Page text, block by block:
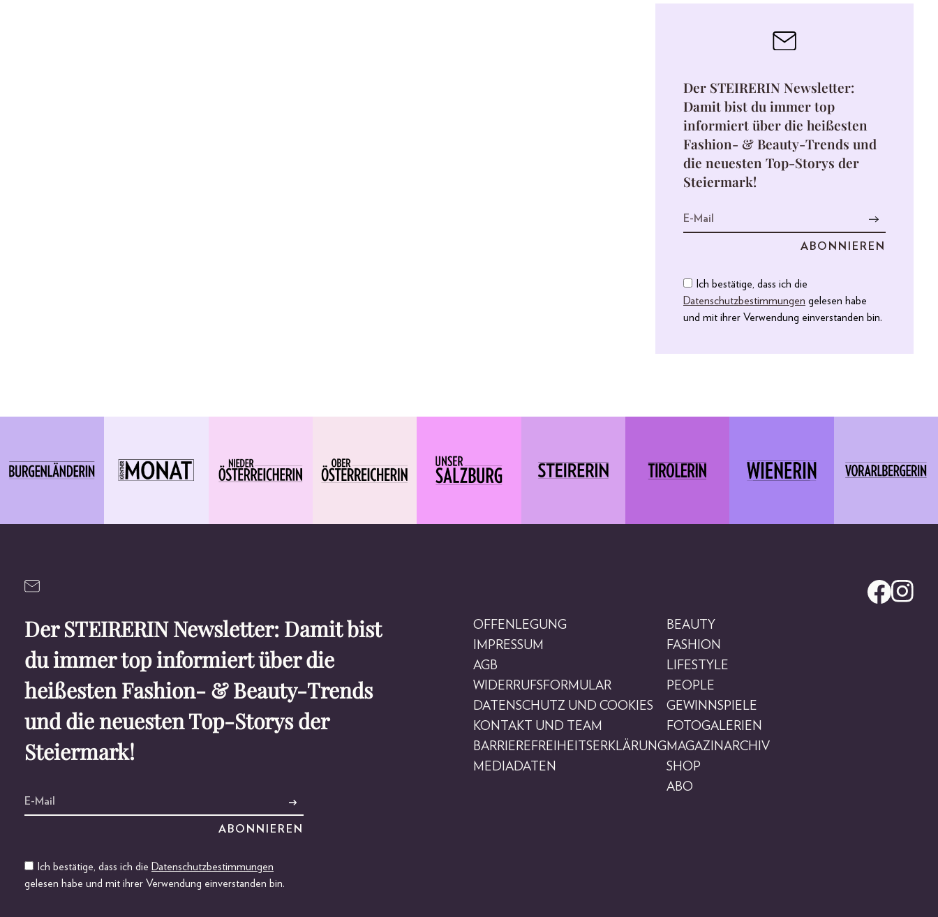
Der STEIRERIN Newsletter:
Damit bist du immer top
informiert über die heißesten
Fashion- & Beauty-Trends und
die neuesten Top-Storys der
Steiermark!
Ich bestätige, dass ich die
Datenschutzbestimmungen gelesen habe
und mit ihrer Verwendung einverstanden bin.
Der STEIRERIN Newsletter: Damit bist
du immer top informiert über die
heißesten Fashion- & Beauty-Trends
und die neuesten Top-Storys der
Steiermark!
Ich bestätige, dass ich die Datenschutzbestimmungen
gelesen habe und mit ihrer Verwendung einverstanden bin.
OFFENLEGUNG
IMPRESSUM
AGB
WIDERRUFSFORMULAR
DATENSCHUTZ UND COOKIES
KONTAKT UND TEAM
BARRIEREFREIHEITSERKLÄRUNG
MEDIADATEN
BEAUTY
FASHION
LIFESTYLE
PEOPLE
GEWINNSPIELE
FOTOGALERIEN
MAGAZINARCHIV
SHOP
ABO